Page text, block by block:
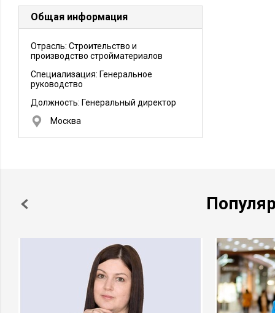
- строительство загородных домов и
коттеджей, домов, мини гостиниц, бизнес
центров и многих других зданий. Нашим
клиентам мы рекомендуем самую
строительства: «литье бетона в несъёмную
опалубку». Так же наша компания выполнит
строительства. Наши основные
конкурентные преимущества:Наша
компания строит дома круглогодично и не
дольше трех месяцев.
Общая информация
Отрасль: Строительство и
производство стройматериалов
Специализация: Генеральное
руководство
Должность: Генеральный директор
Москва